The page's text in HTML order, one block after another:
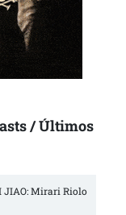
/ Últimos
JIAO: Mirari Riolo